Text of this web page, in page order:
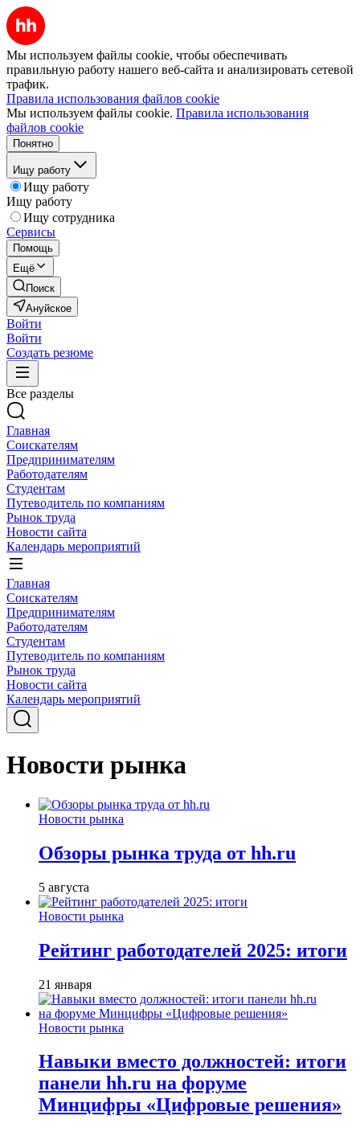
Мы используем файлы cookie, чтобы обеспечивать
правильную работу нашего веб-сайта и анализировать сетевой
трафик.
Правила использования файлов cookie
Мы используем файлы cookie. Правила использования
файлов cookie
Понятно
Ищу работу
Ищу работу
Ищу работу
Ищу сотрудника
Сервисы
Помощь
Ещё
Поиск
Ануйское
Войти
Войти
Создать резюме
Все разделы
Главная
Соискателям
Предпринимателям
Работодателям
Студентам
Путеводитель по компаниям
Рынок труда
Новости сайта
Календарь мероприятий
Главная
Соискателям
Предпринимателям
Работодателям
Студентам
Путеводитель по компаниям
Рынок труда
Новости сайта
Календарь мероприятий
Новости рынка
Новости рынка
Обзоры рынка труда от hh.ru
5 августа
Новости рынка
Рейтинг работодателей 2025: итоги
21 января
Новости рынка
Навыки вместо должностей: итоги
панели hh.ru на форуме
Минцифры «Цифровые решения»